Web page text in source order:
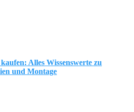
Alles Wissenswerte zu
und Montage